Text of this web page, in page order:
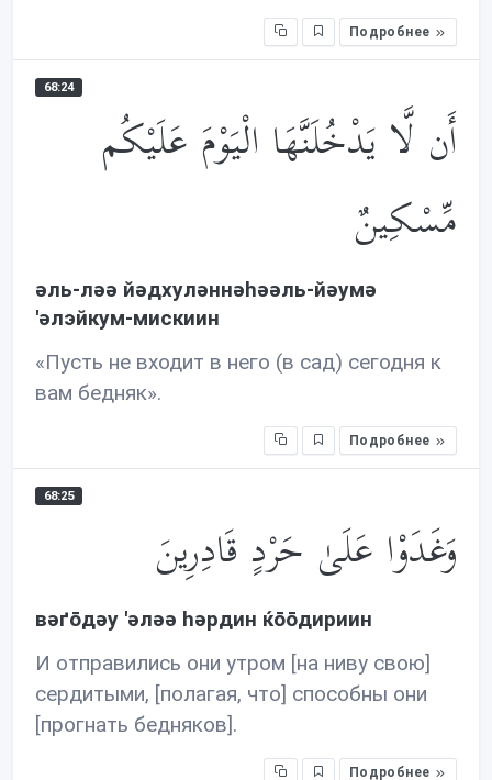
Подробнее
68:24
أَن لَّا يَدْخُلَنَّهَا الْيَوْمَ عَلَيْكُم
مِّسْكِينٌ
əль-лəə йəдхулəннəhəəль-йəумə
'əлэйкум-мискиин
«Пусть не входит в него (в сад) сегодня к
вам бедняк».
Подробнее
68:25
وَغَدَوْا عَلَىٰ حَرْدٍ قَادِرِينَ
вəґōдəу 'əлəə həрдин ќōōдириин
И отправились они утром [на ниву свою]
сердитыми, [полагая, что] способны они
[прогнать бедняков].
Подробнее